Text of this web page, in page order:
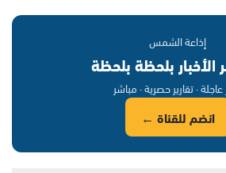
إذاعة الشمس
الأخبار بلحظة بلحظة
عاجلة · تقارير حصرية · مباشر
انضم للقناة ←